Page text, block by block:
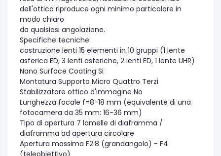
dell'ottica riproduce ogni minimo particolare in
modo chiaro
da qualsiasi angolazione.
Specifiche tecniche:
costruzione lenti 15 elementi in 10 gruppi (1 lente
asferica ED, 3 lenti asferiche, 2 lenti ED, 1 lente UHR)
Nano Surface Coating Si
Montatura Supporto Micro Quattro Terzi
Stabilizzatore ottico d'immagine No
Lunghezza focale f=8-18 mm (equivalente di una
fotocamera da 35 mm: 16-36 mm)
Tipo di apertura 7 lamelle di diaframma /
diaframma ad apertura circolare
Apertura massima F2.8 (grandangolo) - F4